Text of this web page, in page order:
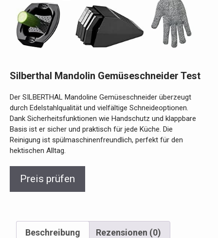
Silberthal Mandolin Gemüseschneider Test
Der SILBERTHAL Mandoline Gemüseschneider überzeugt
durch Edelstahlqualität und vielfältige Schneideoptionen.
Dank Sicherheitsfunktionen wie Handschutz und klappbare
Basis ist er sicher und praktisch für jede Küche. Die
Reinigung ist spülmaschinenfreundlich, perfekt für den
hektischen Alltag.
Preis prüfen
Beschreibung Rezensionen (0)